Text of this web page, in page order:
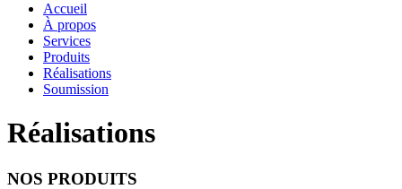
Accueil
À propos
Services
Produits
Réalisations
Soumission
Réalisations
NOS PRODUITS